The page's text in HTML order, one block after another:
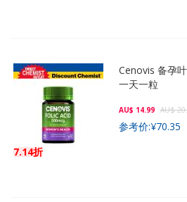
7.14折
Cenovis 备孕
一天一粒
AU$ 14.99 AU$
参考价:¥70.35